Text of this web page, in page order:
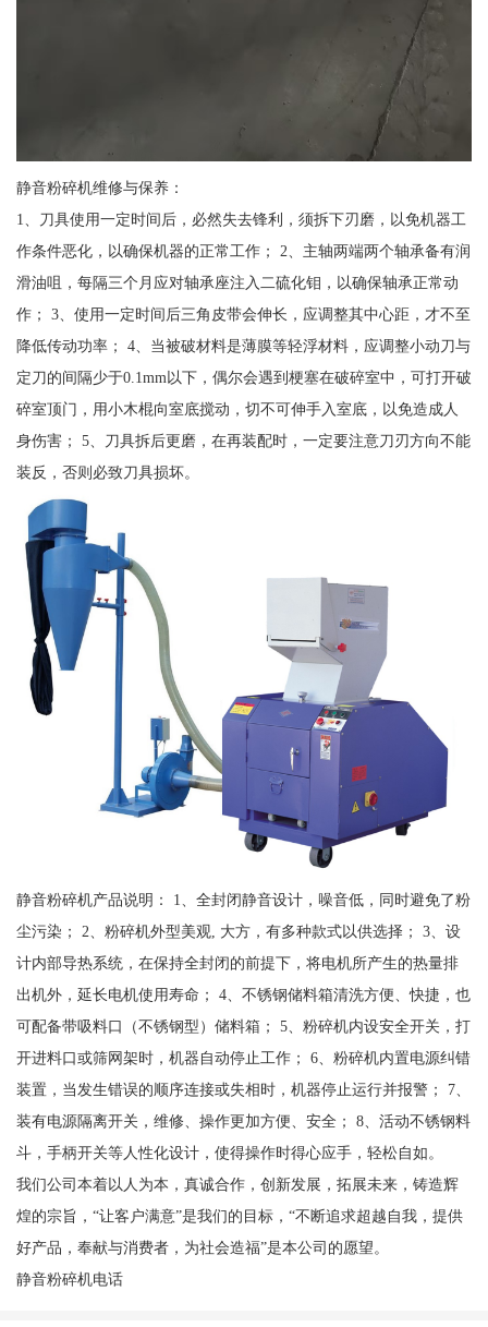
静音粉碎机维修与保养：
1、刀具使用一定时间后，必然失去锋利，须拆下刃磨，以免机器工
作条件恶化，以确保机器的正常工作； 2、主轴两端两个轴承备有润
滑油咀，每隔三个月应对轴承座注入二硫化钼，以确保轴承正常动
作； 3、使用一定时间后三角皮带会伸长，应调整其中心距，才不至
降低传动功率； 4、当被破材料是薄膜等轻浮材料，应调整小动刀与
定刀的间隔少于0.1mm以下，偶尔会遇到梗塞在破碎室中，可打开破
碎室顶门，用小木棍向室底搅动，切不可伸手入室底，以免造成人
身伤害； 5、刀具拆后更磨，在再装配时，一定要注意刀刃方向不能
装反，否则必致刀具损坏。
静音粉碎机产品说明： 1、全封闭静音设计，噪音低，同时避免了粉
尘污染； 2、粉碎机外型美观, 大方，有多种款式以供选择； 3、设
计内部导热系统，在保持全封闭的前提下，将电机所产生的热量排
出机外，延长电机使用寿命； 4、不锈钢储料箱清洗方便、快捷，也
可配备带吸料口（不锈钢型）储料箱； 5、粉碎机内设安全开关，打
开进料口或筛网架时，机器自动停止工作； 6、粉碎机内置电源纠错
装置，当发生错误的顺序连接或失相时，机器停止运行并报警； 7、
装有电源隔离开关，维修、操作更加方便、安全； 8、活动不锈钢料
斗，手柄开关等人性化设计，使得操作时得心应手，轻松自如。
我们公司本着以人为本，真诚合作，创新发展，拓展未来，铸造辉
煌的宗旨，“让客户满意”是我们的目标，“不断追求超越自我，提供
好产品，奉献与消费者，为社会造福”是本公司的愿望。
静音粉碎机电话